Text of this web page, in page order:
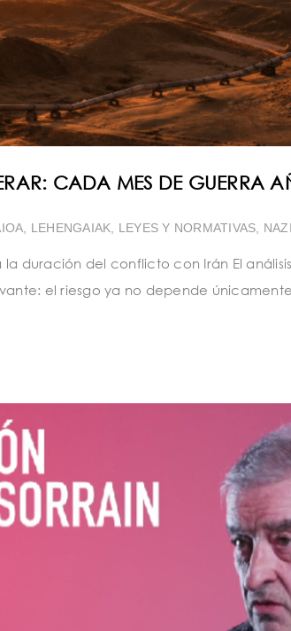
CADA MES DE GUERRA
, LEHENGAIAK, LEYES Y NORMATIVAS,
duración del conflicto con Irán El
el riesgo ya no depende